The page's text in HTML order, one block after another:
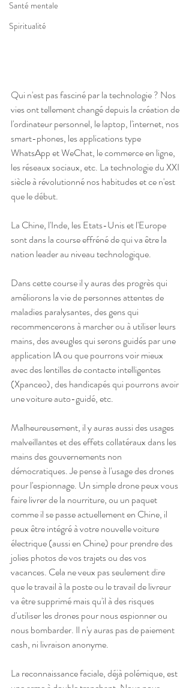
Santé mentale
Spiritualité
Qui n'est pas fasciné par la technologie ? Nos
vies ont tellement changé depuis la création de
l'ordinateur personnel, le laptop, l'internet, nos
smart-phones, les applications type
WhatsApp et WeChat, le commerce en ligne,
les réseaux sociaux, etc. La technologie du XXI
siècle à révolutionné nos habitudes et ce n'est
que le début.
La Chine, l'Inde, les Etats-Unis et l'Europe
sont dans la course effréné de qui va être la
nation leader au niveau technologique.
Dans cette course il y auras des progrès qui
améliorons la vie de personnes attentes de
maladies paralysantes, des gens qui
recommencerons à marcher ou à utiliser leurs
mains, des aveugles qui serons guidés par une
application IA ou que pourrons voir mieux
avec des lentilles de contacte intelligentes
(Xpanceo), des handicapés qui pourrons avoir
une voiture auto-guidé, etc.
Malheureusement, il y auras aussi des usages
malveillantes et des effets collatéraux dans les
mains des gouvernements non
démocratiques. Je pense à l'usage des drones
pour l'espionnage. Un simple drone peux vous
faire livrer de la nourriture, ou un paquet
comme il se passe actuellement en Chine, il
peux être intégré à votre nouvelle voiture
électrique (aussi en Chine) pour prendre des
jolies photos de vos trajets ou des vos
vacances. Cela ne veux pas seulement dire
que le travail à la poste ou le travail de livreur
va être supprimé mais qu'il à des risques
d'utiliser les drones pour nous espionner ou
nous bombarder. Il n'y auras pas de paiement
cash, ni livraison anonyme.
La reconnaissance faciale, déjà polémique, est